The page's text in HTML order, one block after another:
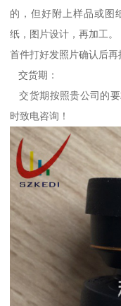
的，但好附上样品或图
纸，图片设计，再加工。
首件打好发照片确认后再
交货期：
交货期按照贵公司的
时致电咨询！